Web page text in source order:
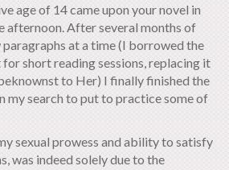
age of 14 came upon your novel in
afternoon. After several months of
at a time (I borrowed the
short reading sessions, replacing it
to Her) I finally finished the
my search to put to practice some of
sexual prowess and ability to satisfy
was indeed solely due to the